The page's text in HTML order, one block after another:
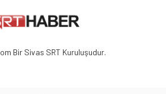
olması için çağrı.
Bir Sivas SRT Kuruluşudur.